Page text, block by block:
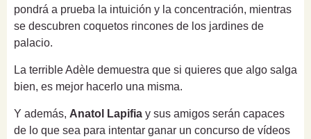
pondrá a prueba la intuición y la concentración, mientras
se descubren coquetos rincones de los jardines de
palacio.
La terrible Adèle demuestra que si quieres que algo salga
bien, es mejor hacerlo una misma.
Y además, Anatol Lapifia y sus amigos serán capaces
de lo que sea para intentar ganar un concurso de vídeos